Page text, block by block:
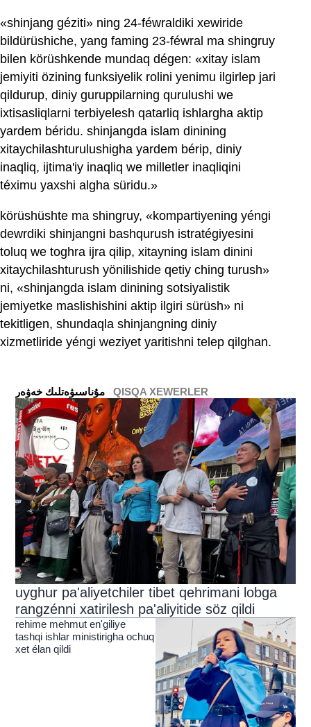
«shinjang géziti» ning 24-féwraldiki xewiride
bildürüshiche, yang faming 23-féwral ma shingruy
bilen körüshkende mundaq dégen: «xitay islam
jemiyiti özining funksiyelik rolini yenimu ilgirlep jari
qildurup, diniy guruppilarning qurulushi we
ixtisasliqlarni terbiyelesh qatarliq ishlargha aktip
yardem béridu. shinjangda islam dinining
xitaychilashturulushigha yardem bérip, diniy
inaqliq, ijtima'iy inaqliq we milletler inaqliqini
téximu yaxshi algha süridu.»
körüshüshte ma shingruy, «kompartiyening yéngi
dewrdiki shinjangni bashqurush istratégiyesini
toluq we toghra ijra qilip, xitayning islam dinini
xitaychilashturush yönilishide qetiy ching turush»
ni, «shinjangda islam dinining sotsiyalistik
jemiyetke maslishishini aktip ilgiri sürüsh» ni
tekitligen, shundaqla shinjangning diniy
xizmetliride yéngi weziyet yaritishni telep qilghan.
QISQA XEWERLER
uyghur pa'aliyetchiler tibet qehrimani lobga
rangzénni xatirilesh pa'aliyitide söz qildi
rehime mehmut en'giliye
tashqi ishlar ministirigha ochuq
xet élan qildi